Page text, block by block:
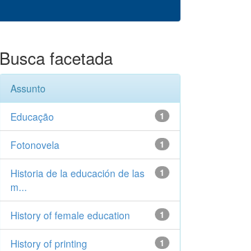
Busca facetada
Assunto
1
Educação
1
Fotonovela
1
Historia de la educación de las
m...
1
History of female education
1
History of printing